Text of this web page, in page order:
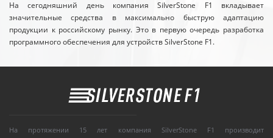
На сегодняшний день компания SilverStone F1 вкладывает
значительные средства в максимально быструю адаптацию
продукции к российскому рынку. Это в первую очередь разработка
программного обеспечения для устройств SilverStone F1.
На протяжении 15 лет компания SilverStone F1 производит